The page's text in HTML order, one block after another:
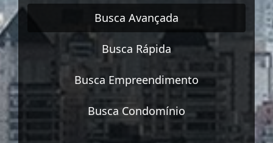
Busca Avançada
Busca Rápida
Busca Empreendimento
Busca Condomínio